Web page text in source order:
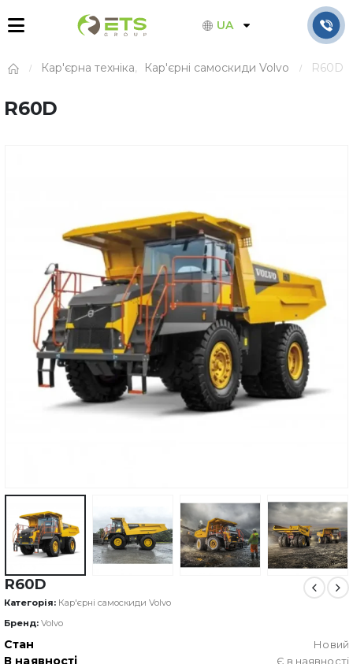
UA
Кар'єрна техніка, Кар'єрні самоскиди Volvo R60D
R60D
R60D
Категорія: Кар'єрні самоскиди Volvo
Бренд: Volvo
Стан Новий
В наявності Є в наявності